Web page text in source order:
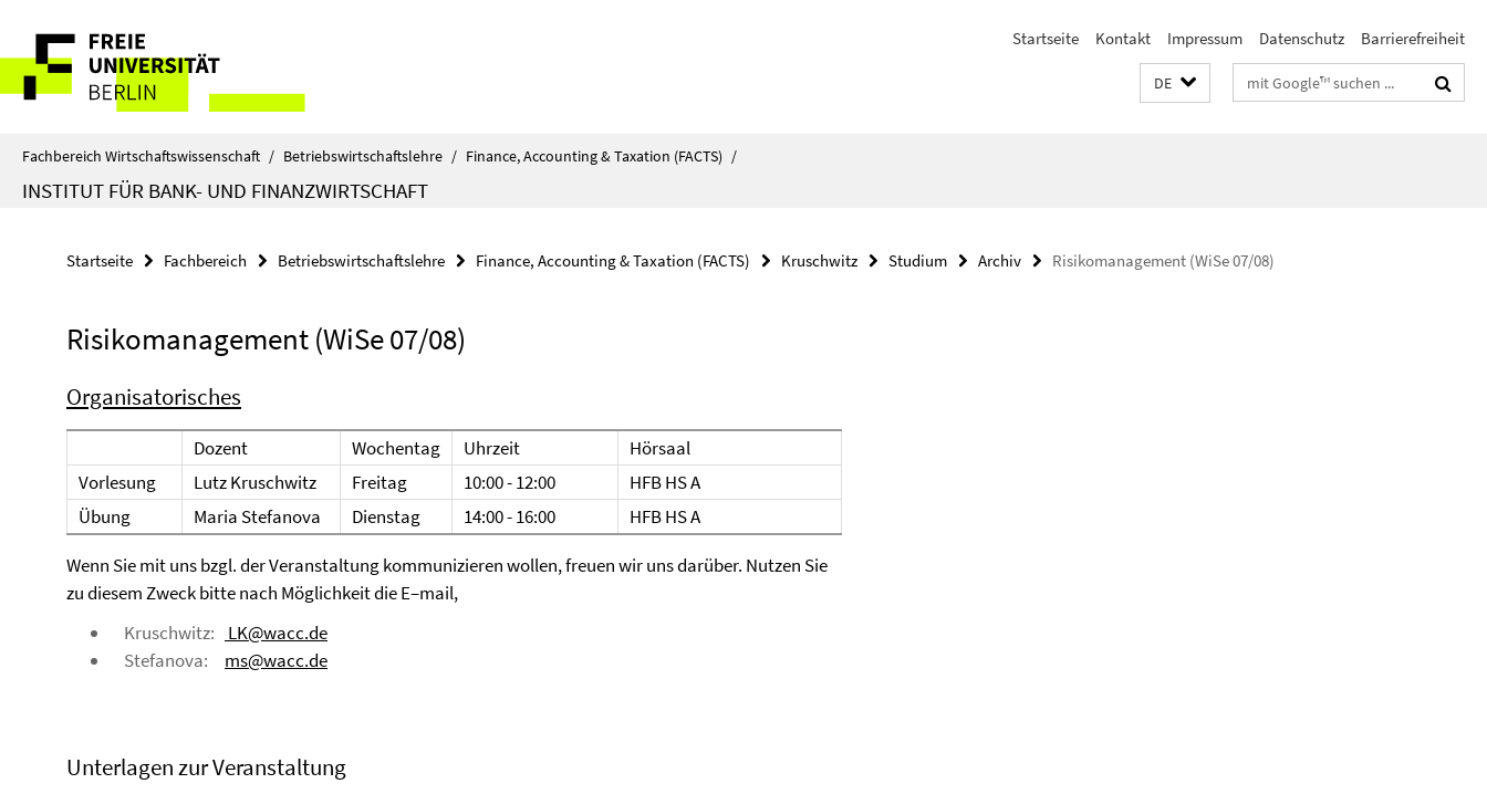
direkt
Inhalt
Service-
Navigation
Startseite Kontakt Impressum Datenschutz Barrierefreiheit
DE Suchbegriffe
Fachbereich Wirtschaftswissenschaft / Betriebswirtschaftslehre / Finance, Accounting & Taxation (FACTS) /
INSTITUT FÜR BANK- UND FINANZWIRTSCHAFT
Startseite Fachbereich Betriebswirtschaftslehre Finance, Accounting & Taxation (FACTS) Kruschwitz Studium Archiv Risikomanagement (WiSe 07/08)
Risikomanagement (WiSe 07/08)
Organisatorisches
Dozent Wochentag Uhrzeit
Hörsaal
Vorlesung
Lutz Kruschwitz Freitag 10:00 - 12:00
HFB HS A
Übung
Maria Stefanova Dienstag 14:00 - 16:00
HFB HS A
Wenn Sie mit uns bzgl. der Veranstaltung kommunizieren wollen, freuen wir uns darüber. Nutzen Sie
zu diesem Zweck bitte nach Möglichkeit die E–mail,
Kruschwitz:
LK@wacc.de
Stefanova: ms@wacc.de
Unterlagen zur Veranstaltung